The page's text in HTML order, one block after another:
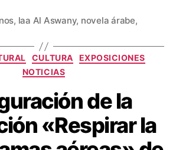
, laa Al Aswany, novela árabe,
CULTURA
EXPOSICIONES
NOTICIAS
de la
«Respirar la